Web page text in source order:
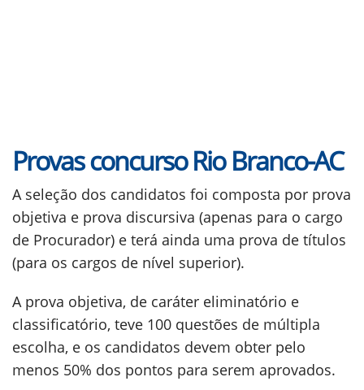
Provas concurso Rio Branco-AC
A seleção dos candidatos foi composta por prova
objetiva e prova discursiva (apenas para o cargo
de Procurador) e terá ainda uma prova de títulos
(para os cargos de nível superior).
A prova objetiva, de caráter eliminatório e
classificatório, teve 100 questões de múltipla
escolha, e os candidatos devem obter pelo
menos 50% dos pontos para serem aprovados.